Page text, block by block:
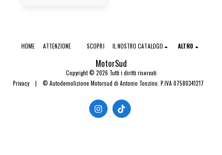
MotorSud
Copyright © 2026 Tutti i diritti riservati
Privacy| © Autodemolizione Motorsud di Antonio Tonzino. P.IVA 07580341217
HOME ATTENZIONE SCOPRI IL NOSTRO CATALOGO ALTRO